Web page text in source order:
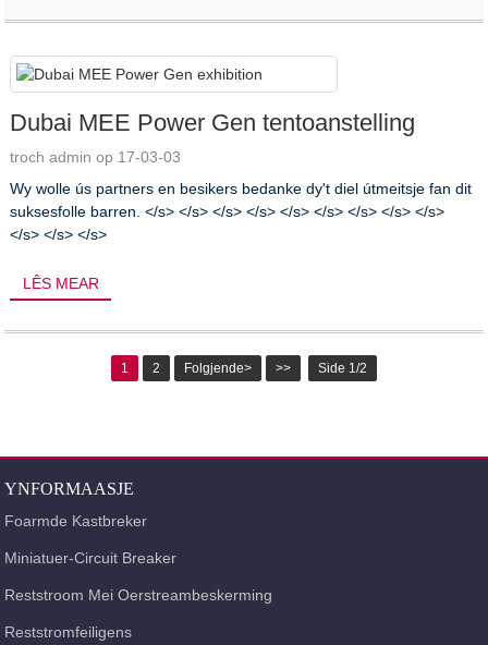
Dubai MEE Power Gen tentoanstelling
troch admin op 17-03-03
Wy wolle ús partners en besikers bedanke dy't diel útmeitsje fan dit
suksesfolle barren. </s> </s> </s> </s> </s> </s> </s> </s> </s>
</s> </s> </s>
LÊS MEAR
1 2 Folgjende> >> Side 1/2
YNFORMAASJE
Foarmde Kastbreker
Miniatuer-Circuit Breaker
Reststroom Mei Oerstreambeskerming
Reststromfeiligens